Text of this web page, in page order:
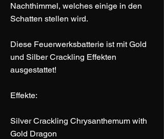
Nachthimmel, welches einige in den
Schatten stellen wird.
Diese Feuerwerksbatterie ist mit Gold
und Silber Crackling Effekten
ausgestattet!
Effekte:
Silver Crackling Chrysanthemum with
Gold Dragon